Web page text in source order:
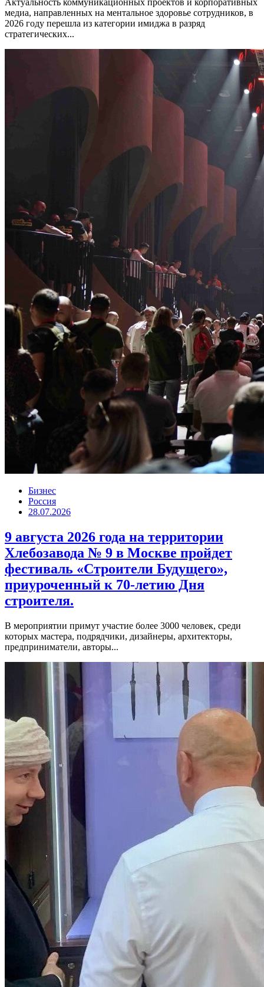
Актуальность коммуникационных проектов и корпоративных
медиа, направленных на ментальное здоровье сотрудников, в
2026 году перешла из категории имиджа в разряд
стратегических...
Бизнес
Россия
28.07.2026
9 августа 2026 года на территории
Хлебозавода № 9 в Москве пройдет
фестиваль «Строители Будущего»,
приуроченный к 70-летию Дня
строителя.
В мероприятии примут участие более 3000 человек, среди
которых мастера, подрядчики, дизайнеры, архитекторы,
предприниматели, авторы...